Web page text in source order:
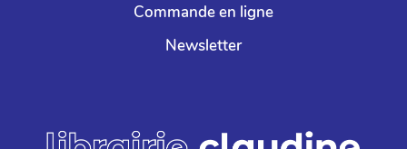
Commande en ligne
Newsletter